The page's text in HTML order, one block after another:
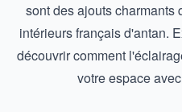
sont des ajouts charmants
intérieurs français d'antan.
découvrir comment
votre espace